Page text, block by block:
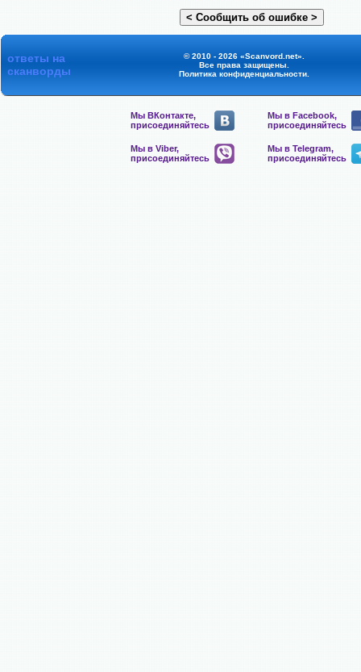
ответы на
сканворды
© 2010 - 2026 «Scanvord.net».
Все права защищены.
Политика конфиденциальности.
Мы ВКонтакте,
присоединяйтесь
Мы в Facebook,
присоединяйтесь
Мы в Viber,
присоединяйтесь
Мы в Telegram,
присоединяйтесь